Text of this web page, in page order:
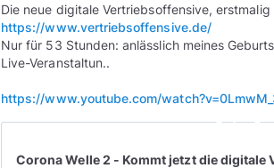
https://www.vertriebsoffensive.de/
Nur für 53 Stunden: anlässlich meines
Live-Veranstaltun..
https://www.youtube.com/
play_circle_outline
Corona Welle 2 - Kommt jetzt die digitale